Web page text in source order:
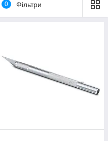
0 Фільтри